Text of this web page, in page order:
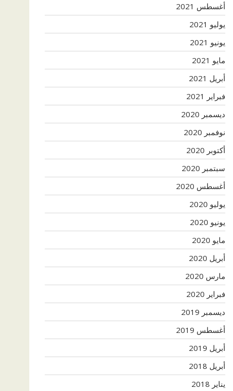
أغسطس 2021
يوليو 2021
يونيو 2021
مايو 2021
أبريل 2021
فبراير 2021
ديسمبر 2020
نوفمبر 2020
أكتوبر 2020
سبتمبر 2020
أغسطس 2020
يوليو 2020
يونيو 2020
مايو 2020
أبريل 2020
مارس 2020
فبراير 2020
ديسمبر 2019
أغسطس 2019
أبريل 2019
أبريل 2018
يناير 2018